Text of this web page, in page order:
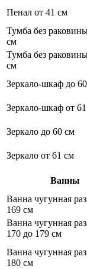
Пенал от 41 см
Тумба без
см
Тумба без
см
Зеркало-шкаф до
Зеркало-шкаф от
Зеркало до 60 см
Зеркало от 61 см
Ванны
Ванна чугунная
169 см
Ванна чугунная
170 до 179 см
Ванна чугунная
180 см